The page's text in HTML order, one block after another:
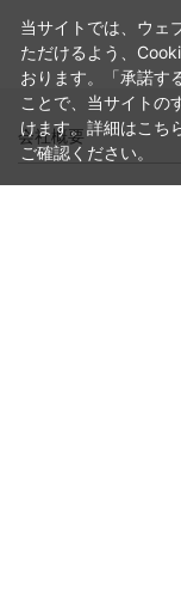
会社概要
当サイトでは、ウェ
ただけるよう、
おります。「承諾す
ことで、当サイトの
けます。詳細はこち
ご確認ください。